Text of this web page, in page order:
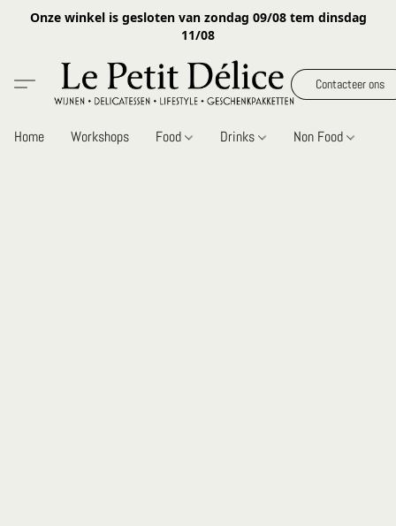
Onze winkel is gesloten van zondag 09/08 tem dinsdag
11/08
Contacteer ons
Home Workshops Food Drinks Non Food